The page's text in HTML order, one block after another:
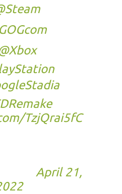
TzjQrai5fC
April 21,